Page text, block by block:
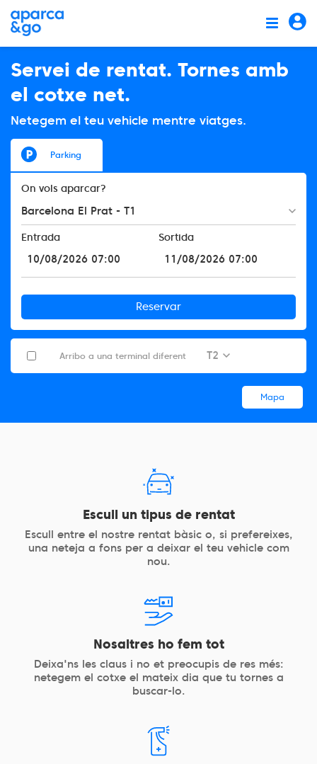
Servei de rentat. Tornes amb
el cotxe net.
Netegem el teu vehicle mentre viatges.
Parking
On vols aparcar?
Barcelona El Prat - T1
Entrada Sortida
Reservar
Arribo a una terminal diferent T2
Mapa
Escull un tipus de rentat
Escull entre el nostre rentat bàsic o, si prefereixes,
una neteja a fons per a deixar el teu vehicle com
nou.
Nosaltres ho fem tot
Deixa'ns les claus i no et preocupis de res més:
netegem el cotxe el mateix dia que tu tornes a
buscar-lo.